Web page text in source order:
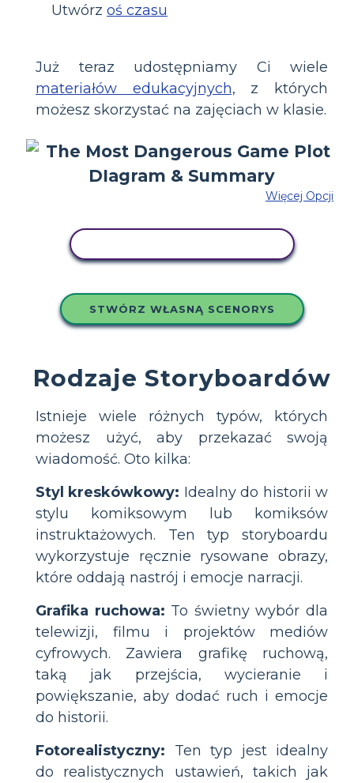
Utwórz oś czasu
Już teraz udostępniamy Ci wiele
materiałów edukacyjnych, z których
możesz skorzystać na zajęciach w klasie.
Więcej Opcji
STWÓRZ WŁASNĄ SCENORYS
Rodzaje Storyboardów
Istnieje wiele różnych typów, których
możesz użyć, aby przekazać swoją
wiadomość. Oto kilka:
Styl kreskówkowy: Idealny do historii w
stylu komiksowym lub komiksów
instruktażowych. Ten typ storyboardu
wykorzystuje ręcznie rysowane obrazy,
które oddają nastrój i emocje narracji.
Grafika ruchowa: To świetny wybór dla
telewizji, filmu i projektów mediów
cyfrowych. Zawiera grafikę ruchową,
taką jak przejścia, wycieranie i
powiększanie, aby dodać ruch i emocje
do historii.
Fotorealistyczny: Ten typ jest idealny
do realistycznych ustawień, takich jak